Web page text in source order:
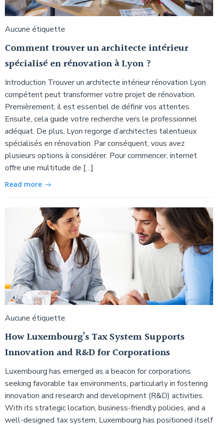
Aucune étiquette
Comment trouver un architecte intérieur
spécialisé en rénovation à Lyon ?
Introduction Trouver un architecte intérieur rénovation Lyon
compétent peut transformer votre projet de rénovation.
Premièrement, il est essentiel de définir vos attentes.
Ensuite, cela guide votre recherche vers le professionnel
adéquat. De plus, Lyon regorge d’architectes talentueux
spécialisés en rénovation. Par conséquent, vous avez
plusieurs options à considérer. Pour commencer, internet
offre une multitude de […]
Read more
Aucune étiquette
How Luxembourg’s Tax System Supports
Innovation and R&D for Corporations
Luxembourg has emerged as a beacon for corporations
seeking favorable tax environments, particularly in fostering
innovation and research and development (R&D) activities.
With its strategic location, business-friendly policies, and a
well-designed tax system, Luxembourg has positioned itself